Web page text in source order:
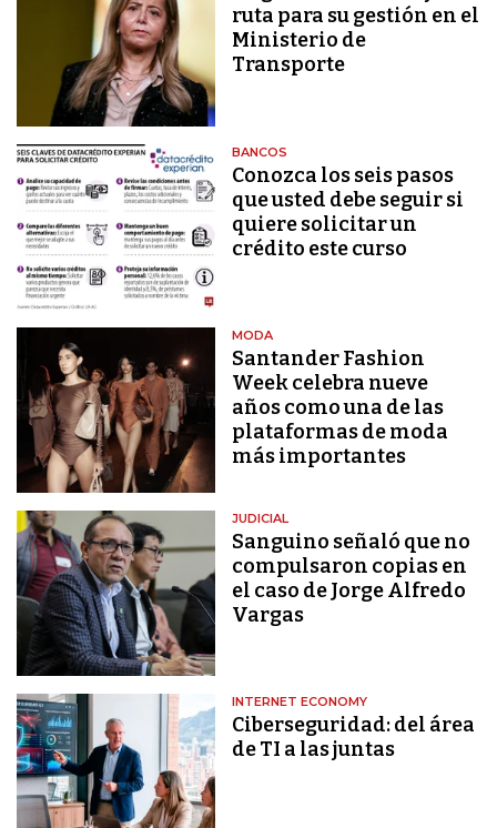
ruta para su gestión en el
Ministerio de
Transporte
BANCOS
Conozca los seis pasos
que usted debe seguir si
quiere solicitar un
crédito este curso
MODA
Santander Fashion
Week celebra nueve
años como una de las
plataformas de moda
más importantes
JUDICIAL
Sanguino señaló que no
compulsaron copias en
el caso de Jorge Alfredo
Vargas
INTERNET ECONOMY
Ciberseguridad: del área
de TI a las juntas